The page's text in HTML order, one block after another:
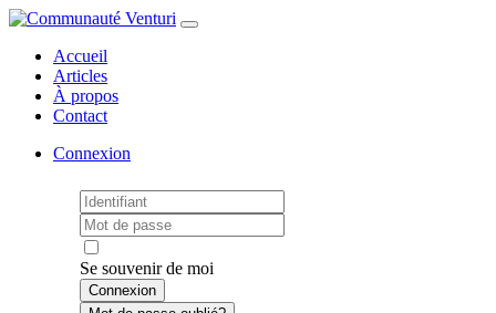
Accueil
Articles
À propos
Contact
Connexion
Se souvenir de moi